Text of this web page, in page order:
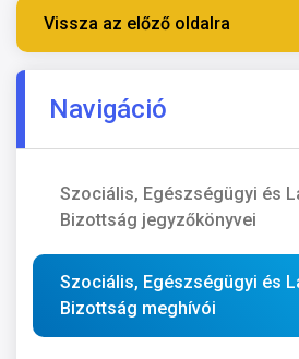
Vissza az előző oldalra
Navigáció
Szociális, Egészségügyi és
Bizottság jegyzőkönyvei
Szociális, Egészségügyi és
Bizottság meghívói